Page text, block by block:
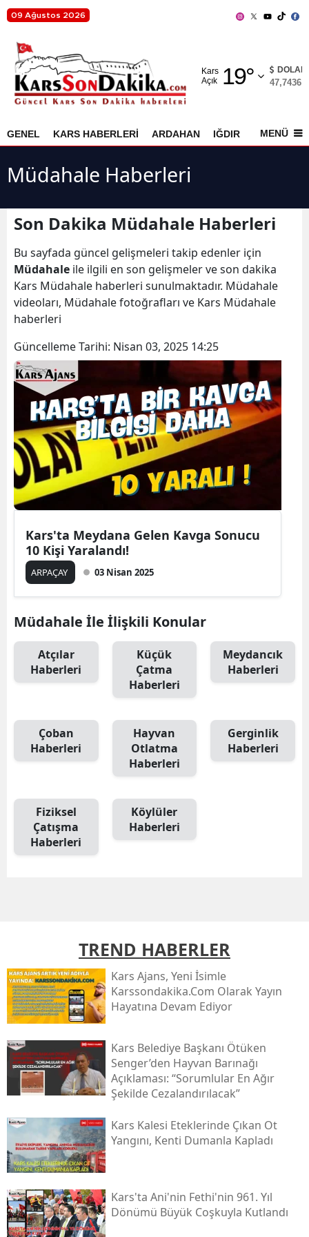
09 Ağustos 2026
Kars
Açık
19°
Adıyaman
Ağrı
Antalya
Aydın
Balıkesir
Bingöl
Bitlis
Bolu
Burdur
Bursa
Elazığ
Erzurum
Eskişehir
Mersin
İstanbul
İzmir
Kastamonu
Kayseri
Kırşehir
Konya
DOLAR
47,7436
GENEL KARS HABERLERİ ARDAHAN IĞDIR AKYAKA
MENÜ
Müdahale Haberleri
Son Dakika Müdahale Haberleri
Bu sayfada güncel gelişmeleri takip edenler için
Müdahale ile ilgili en son gelişmeler ve son dakika
Kars Müdahale haberleri sunulmaktadır. Müdahale
videoları, Müdahale fotoğrafları ve Kars Müdahale
haberleri
Güncelleme Tarihi: Nisan 03, 2025 14:25
Kars'ta Meydana Gelen Kavga Sonucu
10 Kişi Yaralandı!
ARPAÇAY 03 Nisan 2025
Müdahale İle İlişkili Konular
Atçılar
Haberleri
Küçük
Çatma
Haberleri
Meydancık
Haberleri
Çoban
Haberleri
Hayvan
Otlatma
Haberleri
Gerginlik
Haberleri
Fiziksel
Çatışma
Haberleri
Köylüler
Haberleri
TREND HABERLER
Kars Ajans, Yeni İsimle
Karssondakika.com Olarak Yayın
Hayatına Devam Ediyor
Kars Belediye Başkanı Ötüken
Senger’den Hayvan Barınağı
Açıklaması: “sorumlular En Ağır
Şekilde Cezalandırılacak”
Kars Kalesi Eteklerinde Çıkan Ot
Yangını, Kenti Dumanla Kapladı
Kars'ta Ani'nin Fethi'nin 961. Yıl
Dönümü Büyük Coşkuyla Kutlandı